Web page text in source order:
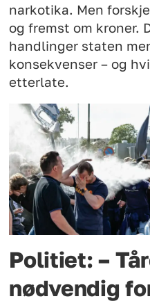
narkotika. Men
og fremst om kroner.
handlinger staten
konsekvenser – og
etterlate.
Politiet: –
nødvendig